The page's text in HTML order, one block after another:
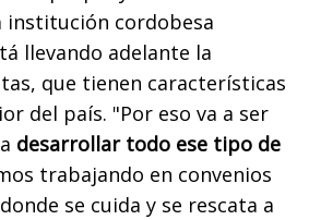
institución cordobesa
llevando adelante la
que tienen características
del país. "Por eso va a ser
desarrollar todo ese tipo de
trabajando en convenios
se cuida y se rescata a